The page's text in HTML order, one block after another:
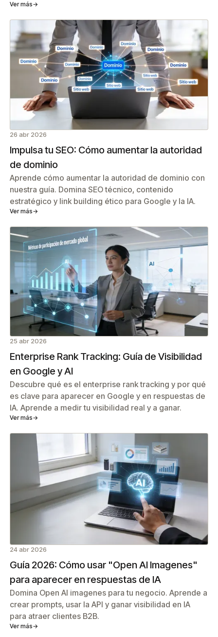
Ver más→
26 abr 2026
Impulsa tu SEO: Cómo aumentar la autoridad
de dominio
Aprende cómo aumentar la autoridad de dominio con
nuestra guía. Domina SEO técnico, contenido
estratégico y link building ético para Google y la IA.
Ver más→
25 abr 2026
Enterprise Rank Tracking: Guía de Visibilidad
en Google y AI
Descubre qué es el enterprise rank tracking y por qué
es clave para aparecer en Google y en respuestas de
IA. Aprende a medir tu visibilidad real y a ganar.
Ver más→
24 abr 2026
Guía 2026: Cómo usar "Open AI Imagenes"
para aparecer en respuestas de IA
Domina Open AI imagenes para tu negocio. Aprende a
crear prompts, usar la API y ganar visibilidad en IA
para atraer clientes B2B.
Ver más→